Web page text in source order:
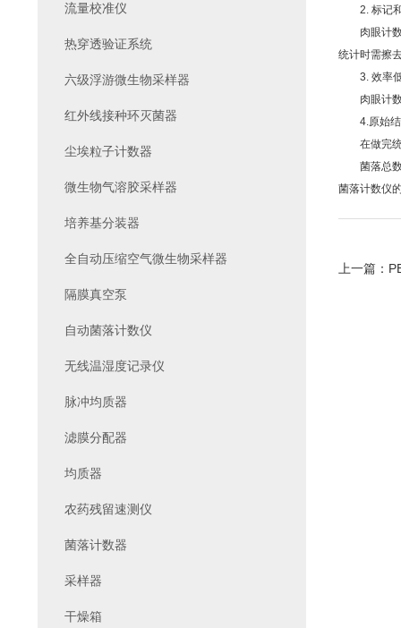
2. 标记和
肉眼计数
统计时需擦
3. 效率
肉眼计数
4.原始结
在做完统
菌落总数
菌落计数仪
上一篇：
流量校准仪
热穿透验证系统
六级浮游微生物采样器
红外线接种环灭菌器
尘埃粒子计数器
微生物气溶胶采样器
培养基分装器
全自动压缩空气微生物采样器
隔膜真空泵
自动菌落计数仪
无线温湿度记录仪
脉冲均质器
滤膜分配器
均质器
农药残留速测仪
菌落计数器
采样器
干燥箱